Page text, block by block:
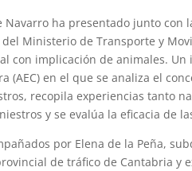
Navarro ha presentado junto con
Ministerio de Transporte y
con implicación de animales.
(AEC) en el que se analiza el
recopila experiencias tanto
y se evalúa la eficacia de
por Elena de la Peña,
de tráfico de Cantabria y